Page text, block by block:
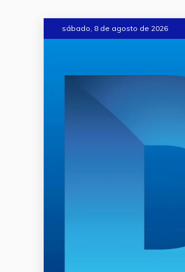
sábado, 8 de agosto de 2026